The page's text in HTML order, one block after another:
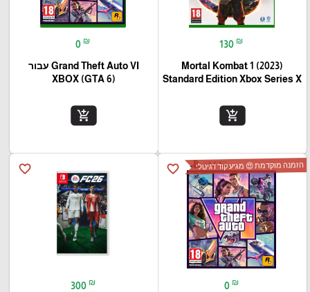
130 ₪
Mortal Kombat 1 (2023)
Standard Edition Xbox Series X
add_shopping_cart
0 ₪
Grand Theft Auto VI עבור
(XBOX (GTA 6
add_shopping_cart
favorite_border הזמנה מוקדמת 😍 מגיע קוד דגיטלי
0 ₪
favorite_border
300 ₪